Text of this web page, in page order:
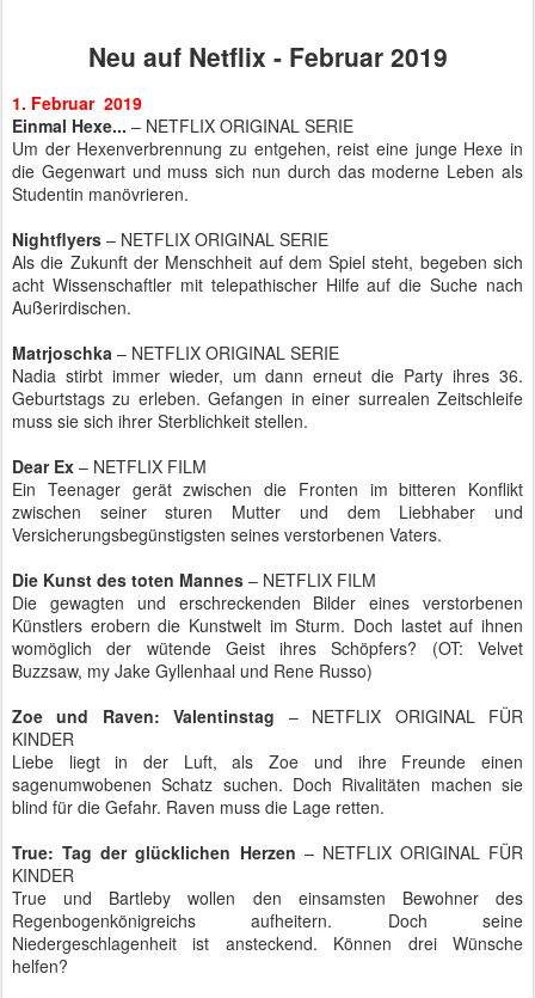
Neu auf Netflix - Februar 2019
1. Februar 2019
Einmal Hexe... – NETFLIX ORIGINAL SERIE
Um der Hexenverbrennung zu entgehen, reist eine junge Hexe in
die Gegenwart und muss sich nun durch das moderne Leben als
Studentin manövrieren.
Nightflyers – NETFLIX ORIGINAL SERIE
Als die Zukunft der Menschheit auf dem Spiel steht, begeben sich
acht Wissenschaftler mit telepathischer Hilfe auf die Suche nach
Außerirdischen.
Matrjoschka – NETFLIX ORIGINAL SERIE
Nadia stirbt immer wieder, um dann erneut die Party ihres 36.
Geburtstags zu erleben. Gefangen in einer surrealen Zeitschleife
muss sie sich ihrer Sterblichkeit stellen.
Dear Ex – NETFLIX FILM
Ein Teenager gerät zwischen die Fronten im bitteren Konflikt
zwischen seiner sturen Mutter und dem Liebhaber und
Versicherungsbegünstigsten seines verstorbenen Vaters.
Die Kunst des toten Mannes – NETFLIX FILM
Die gewagten und erschreckenden Bilder eines verstorbenen
Künstlers erobern die Kunstwelt im Sturm. Doch lastet auf ihnen
womöglich der wütende Geist ihres Schöpfers? (OT: Velvet
Buzzsaw, my Jake Gyllenhaal und Rene Russo)
Zoe und Raven: Valentinstag – NETFLIX ORIGINAL FÜR
KINDER
Liebe liegt in der Luft, als Zoe und ihre Freunde einen
sagenumwobenen Schatz suchen. Doch Rivalitäten machen sie
blind für die Gefahr. Raven muss die Lage retten.
True: Tag der glücklichen Herzen – NETFLIX ORIGINAL FÜR
KINDER
True und Bartleby wollen den einsamsten Bewohner des
Regenbogenkönigreichs aufheitern. Doch seine
Niedergeschlagenheit ist ansteckend. Können drei Wünsche
helfen?